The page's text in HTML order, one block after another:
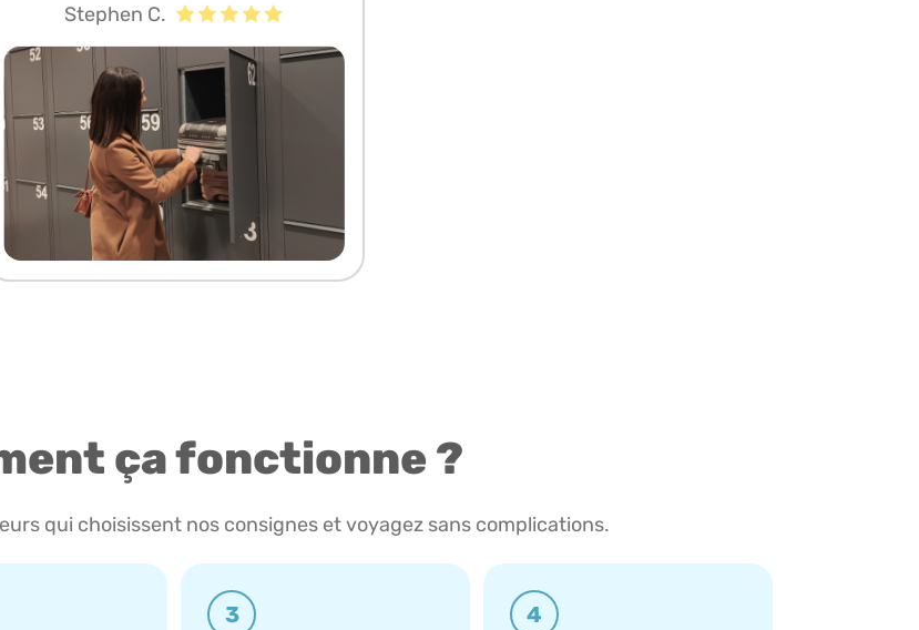
Stephen C.
ça fonctionne ?
qui choisissent nos consignes et voyagez sans complications.
3 4